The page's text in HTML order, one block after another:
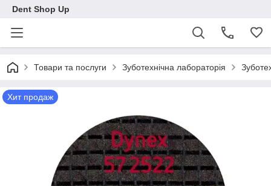
Dent Shop Up
Товари та послуги Зуботехнічна лабораторія
Хит продаж